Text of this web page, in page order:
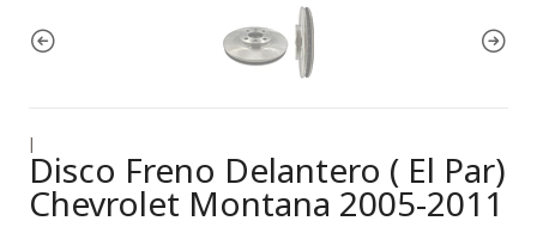
|
Disco Freno Delantero ( El Par)
Chevrolet Montana 2005-2011